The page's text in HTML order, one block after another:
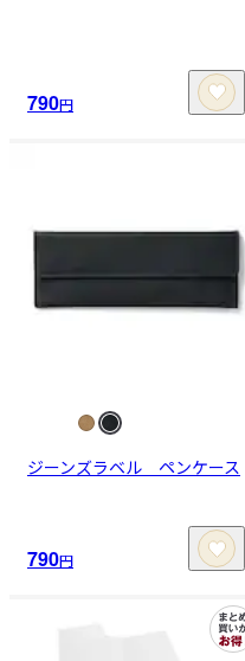
790円
ジーンズラベル ペンケース
790円